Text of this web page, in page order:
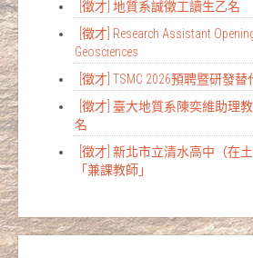
[徵才] 地質系誠徵工讀生乙名
[徵才] Research Assistant
Geosciences
[徵才] TSMC 2026預聘暨研發
[徵才] 臺大地質系陳奕維助理
名
[徵才] 新北市立清水高中（在
「兼課教師」